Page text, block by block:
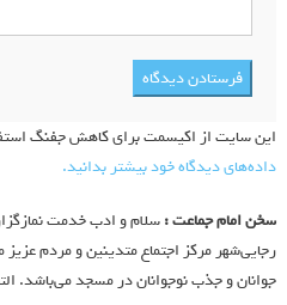
این سایت از اکیسمت برای کاهش جفنگ
داده‌های دیدگاه خود بیشتر بدانید.
سخن امام جماعت :سلام و ادب خدمت
رجایی‌شهر مرکز اجتماع متدینین و مردم
جوانان و جذب نوجوانان در مسجد می‌باشد.